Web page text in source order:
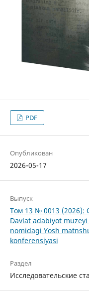
PDF
Опубликован
2026-05-17
Выпуск
Том 13 № 0013 (2026):
Davlat adabiyot
nomidagi Yosh
konferensiyasi
Раздел
Исследовательские